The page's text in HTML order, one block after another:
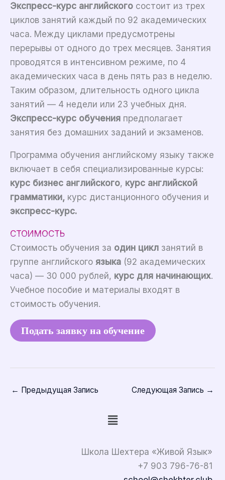
Экспресс-курс английского состоит из трех
циклов занятий каждый по 92 академических
часа. Между циклами предусмотрены
перерывы от одного до трех месяцев. Занятия
проводятся в интенсивном режиме, по 4
академических часа в день пять раз в неделю.
Таким образом, длительность одного цикла
занятий — 4 недели или 23 учебных дня.
Экспресс-курс обучения предполагает
занятия без домашних заданий и экзаменов.
Программа обучения английскому языку также
включает в себя специализированные курсы:
курс бизнес английского, курс английской
грамматики, курс дистанционного обучения и
экспресс-курс.
СТОИМОСТЬ
Стоимость обучения за один цикл занятий в
группе английского языка (92 академических
часа) — 30 000 рублей, курс для начинающих.
Учебное пособие и материалы входят в
стоимость обучения.
Подать заявку на обучение
← Предыдущая Запись Следующая Запись →
Меню
Школа Шехтера «Живой Язык»
+7 903 796-76-81